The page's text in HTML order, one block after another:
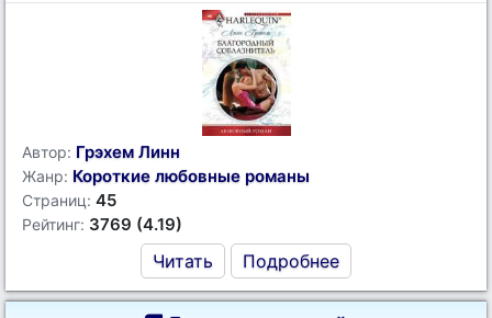
Автор: Грэхем Линн
Жанр: Короткие любовные романы
Страниц: 45
Рейтинг: 3769 (4.19)
Читать Подробнее